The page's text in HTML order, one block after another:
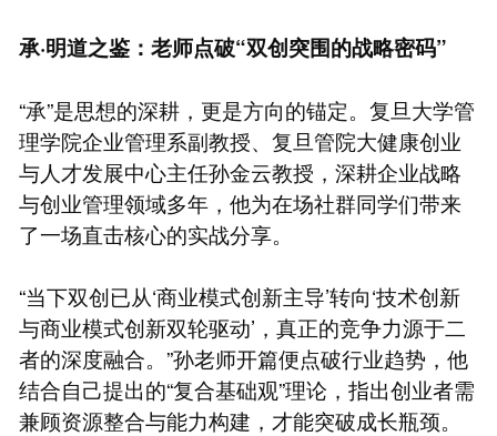
承·明道之鉴：老师点破“双创突围的战略密码”
“承”是思想的深耕，更是方向的锚定。复旦大学管
理学院企业管理系副教授、复旦管院大健康创业
与人才发展中心主任孙金云教授，深耕企业战略
与创业管理领域多年，他为在场社群同学们带来
了一场直击核心的实战分享。
“当下双创已从‘商业模式创新主导’转向‘技术创新
与商业模式创新双轮驱动’，真正的竞争力源于二
者的深度融合。”孙老师开篇便点破行业趋势，他
结合自己提出的“复合基础观”理论，指出创业者需
兼顾资源整合与能力构建，才能突破成长瓶颈。